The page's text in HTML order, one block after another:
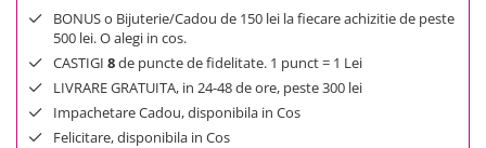
BONUS o Bijuterie/Cadou de 150 lei la fiecare achizitie de peste
500 lei. O alegi in cos.
CASTIGI 8de puncte de fidelitate. 1 punct = 1 Lei
LIVRARE GRATUITA, in 24-48 de ore, peste 300 lei
Impachetare Cadou, disponibila in Cos
Felicitare, disponibila in Cos